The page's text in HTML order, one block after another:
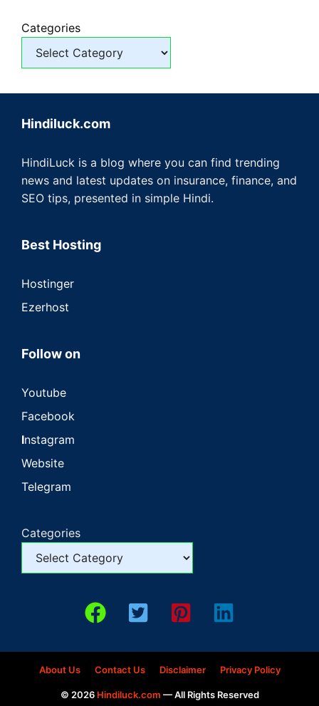
Categories
Hindiluck.com
HindiLuck is a blog where you can find trending
news and latest updates on insurance, finance, and
SEO tips, presented in simple Hindi.
Best Hosting
Hostinger
Ezerhost
Follow on
Youtube
Facebook
Instagram
Website
Telegram
Categories
About Us Contact Us Disclaimer Privacy Policy
© 2026 Hindiluck.com — All Rights Reserved